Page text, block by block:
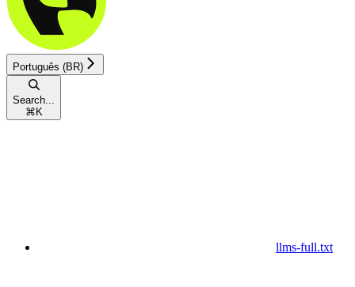
Português (BR)
Search...
⌘ K
llms-full.txt